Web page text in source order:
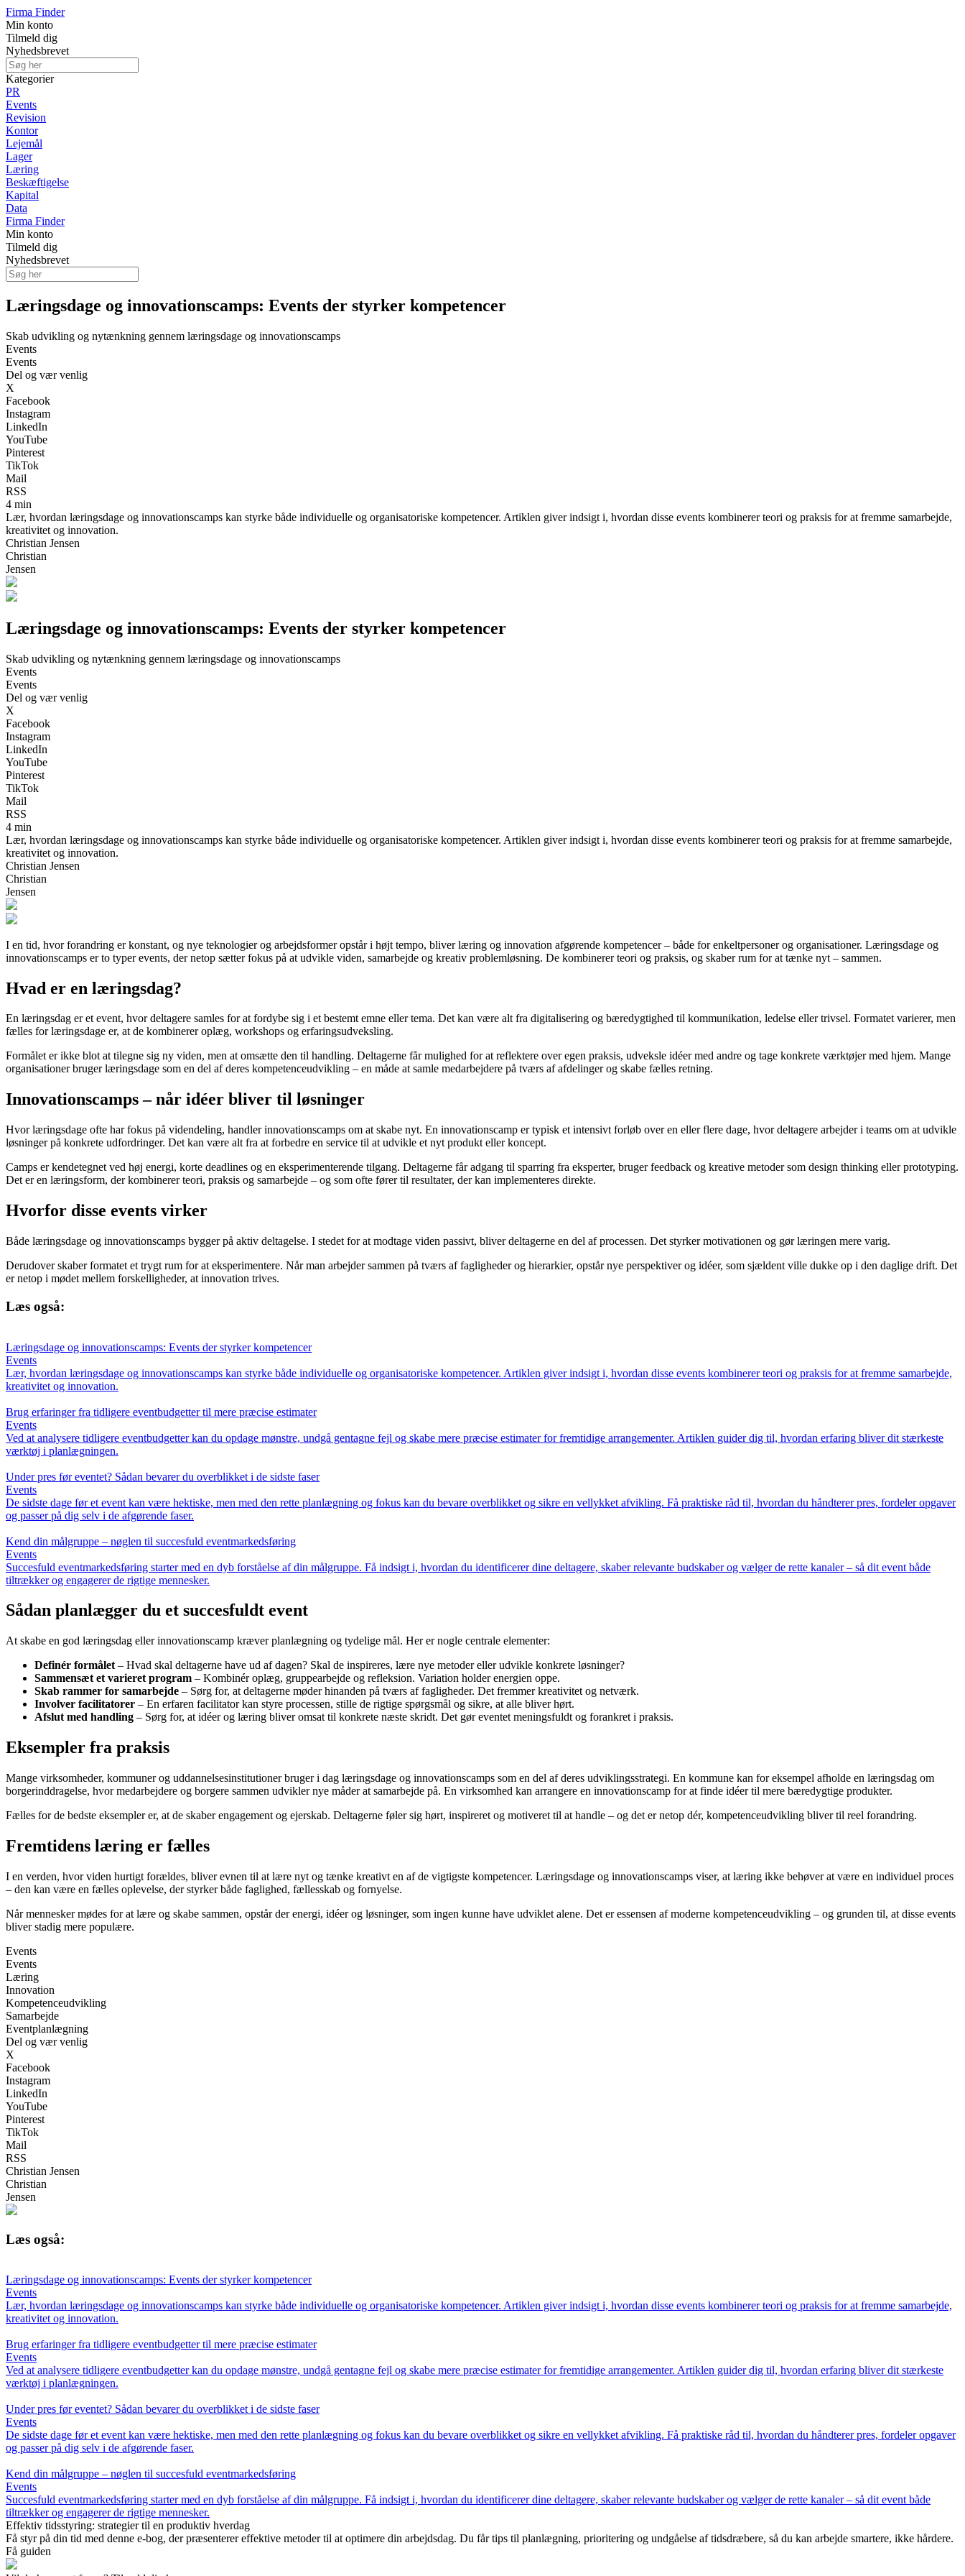
Firma Finder
Min konto
Tilmeld dig
Nyhedsbrevet
Kategorier
PR
Events
Revision
Kontor
Lejemål
Lager
Læring
Beskæftigelse
Kapital
Data
Firma Finder
Min konto
Tilmeld dig
Nyhedsbrevet
Læringsdage og innovationscamps: Events der styrker kompetencer
Skab udvikling og nytænkning gennem læringsdage og innovationscamps
Events
Events
Del og vær venlig
X
Facebook
Instagram
LinkedIn
YouTube
Pinterest
TikTok
Mail
RSS
4 min
Lær, hvordan læringsdage og innovationscamps kan styrke både individuelle og organisatoriske kompetencer. Artiklen giver indsigt i, hvordan disse events kombinerer teori og praksis for at fremme samarbejde,
kreativitet og innovation.
Christian Jensen
Christian
Jensen
Læringsdage og innovationscamps: Events der styrker kompetencer
Skab udvikling og nytænkning gennem læringsdage og innovationscamps
Events
Events
Del og vær venlig
X
Facebook
Instagram
LinkedIn
YouTube
Pinterest
TikTok
Mail
RSS
4 min
Lær, hvordan læringsdage og innovationscamps kan styrke både individuelle og organisatoriske kompetencer. Artiklen giver indsigt i, hvordan disse events kombinerer teori og praksis for at fremme samarbejde,
kreativitet og innovation.
Christian Jensen
Christian
Jensen
I en tid, hvor forandring er konstant, og nye teknologier og arbejdsformer opstår i højt tempo, bliver læring og innovation afgørende kompetencer – både for enkeltpersoner og organisationer. Læringsdage og
innovationscamps er to typer events, der netop sætter fokus på at udvikle viden, samarbejde og kreativ problemløsning. De kombinerer teori og praksis, og skaber rum for at tænke nyt – sammen.
Hvad er en læringsdag?
En læringsdag er et event, hvor deltagere samles for at fordybe sig i et bestemt emne eller tema. Det kan være alt fra digitalisering og bæredygtighed til kommunikation, ledelse eller trivsel. Formatet varierer, men
fælles for læringsdage er, at de kombinerer oplæg, workshops og erfaringsudveksling.
Formålet er ikke blot at tilegne sig ny viden, men at omsætte den til handling. Deltagerne får mulighed for at reflektere over egen praksis, udveksle idéer med andre og tage konkrete værktøjer med hjem. Mange
organisationer bruger læringsdage som en del af deres kompetenceudvikling – en måde at samle medarbejdere på tværs af afdelinger og skabe fælles retning.
Innovationscamps – når idéer bliver til løsninger
Hvor læringsdage ofte har fokus på videndeling, handler innovationscamps om at skabe nyt. En innovationscamp er typisk et intensivt forløb over en eller flere dage, hvor deltagere arbejder i teams om at udvikle
løsninger på konkrete udfordringer. Det kan være alt fra at forbedre en service til at udvikle et nyt produkt eller koncept.
Camps er kendetegnet ved høj energi, korte deadlines og en eksperimenterende tilgang. Deltagerne får adgang til sparring fra eksperter, bruger feedback og kreative metoder som design thinking eller prototyping.
Det er en læringsform, der kombinerer teori, praksis og samarbejde – og som ofte fører til resultater, der kan implementeres direkte.
Hvorfor disse events virker
Både læringsdage og innovationscamps bygger på aktiv deltagelse. I stedet for at modtage viden passivt, bliver deltagerne en del af processen. Det styrker motivationen og gør læringen mere varig.
Derudover skaber formatet et trygt rum for at eksperimentere. Når man arbejder sammen på tværs af fagligheder og hierarkier, opstår nye perspektiver og idéer, som sjældent ville dukke op i den daglige drift. Det
er netop i mødet mellem forskelligheder, at innovation trives.
Læs også:
Læringsdage og innovationscamps: Events der styrker kompetencer
Events
Lær, hvordan læringsdage og innovationscamps kan styrke både individuelle og organisatoriske kompetencer. Artiklen giver indsigt i, hvordan disse events kombinerer teori og praksis for at fremme samarbejde,
kreativitet og innovation.
Brug erfaringer fra tidligere eventbudgetter til mere præcise estimater
Events
Ved at analysere tidligere eventbudgetter kan du opdage mønstre, undgå gentagne fejl og skabe mere præcise estimater for fremtidige arrangementer. Artiklen guider dig til, hvordan erfaring bliver dit stærkeste
værktøj i planlægningen.
Under pres før eventet? Sådan bevarer du overblikket i de sidste faser
Events
De sidste dage før et event kan være hektiske, men med den rette planlægning og fokus kan du bevare overblikket og sikre en vellykket afvikling. Få praktiske råd til, hvordan du håndterer pres, fordeler opgaver
og passer på dig selv i de afgørende faser.
Kend din målgruppe – nøglen til succesfuld eventmarkedsføring
Events
Succesfuld eventmarkedsføring starter med en dyb forståelse af din målgruppe. Få indsigt i, hvordan du identificerer dine deltagere, skaber relevante budskaber og vælger de rette kanaler – så dit event både
tiltrækker og engagerer de rigtige mennesker.
Sådan planlægger du et succesfuldt event
At skabe en god læringsdag eller innovationscamp kræver planlægning og tydelige mål. Her er nogle centrale elementer:
Definér formålet – Hvad skal deltagerne have ud af dagen? Skal de inspireres, lære nye metoder eller udvikle konkrete løsninger?
Sammensæt et varieret program – Kombinér oplæg, gruppearbejde og refleksion. Variation holder energien oppe.
Skab rammer for samarbejde – Sørg for, at deltagerne møder hinanden på tværs af fagligheder. Det fremmer kreativitet og netværk.
Involver facilitatorer – En erfaren facilitator kan styre processen, stille de rigtige spørgsmål og sikre, at alle bliver hørt.
Afslut med handling – Sørg for, at idéer og læring bliver omsat til konkrete næste skridt. Det gør eventet meningsfuldt og forankret i praksis.
Eksempler fra praksis
Mange virksomheder, kommuner og uddannelsesinstitutioner bruger i dag læringsdage og innovationscamps som en del af deres udviklingsstrategi. En kommune kan for eksempel afholde en læringsdag om
borgerinddragelse, hvor medarbejdere og borgere sammen udvikler nye måder at samarbejde på. En virksomhed kan arrangere en innovationscamp for at finde idéer til mere bæredygtige produkter.
Fælles for de bedste eksempler er, at de skaber engagement og ejerskab. Deltagerne føler sig hørt, inspireret og motiveret til at handle – og det er netop dér, kompetenceudvikling bliver til reel forandring.
Fremtidens læring er fælles
I en verden, hvor viden hurtigt forældes, bliver evnen til at lære nyt og tænke kreativt en af de vigtigste kompetencer. Læringsdage og innovationscamps viser, at læring ikke behøver at være en individuel proces
– den kan være en fælles oplevelse, der styrker både faglighed, fællesskab og fornyelse.
Når mennesker mødes for at lære og skabe sammen, opstår der energi, idéer og løsninger, som ingen kunne have udviklet alene. Det er essensen af moderne kompetenceudvikling – og grunden til, at disse events
bliver stadig mere populære.
Events
Events
Læring
Innovation
Kompetenceudvikling
Samarbejde
Eventplanlægning
Del og vær venlig
X
Facebook
Instagram
LinkedIn
YouTube
Pinterest
TikTok
Mail
RSS
Christian Jensen
Christian
Jensen
Læs også:
Læringsdage og innovationscamps: Events der styrker kompetencer
Events
Lær, hvordan læringsdage og innovationscamps kan styrke både individuelle og organisatoriske kompetencer. Artiklen giver indsigt i, hvordan disse events kombinerer teori og praksis for at fremme samarbejde,
kreativitet og innovation.
Brug erfaringer fra tidligere eventbudgetter til mere præcise estimater
Events
Ved at analysere tidligere eventbudgetter kan du opdage mønstre, undgå gentagne fejl og skabe mere præcise estimater for fremtidige arrangementer. Artiklen guider dig til, hvordan erfaring bliver dit stærkeste
værktøj i planlægningen.
Under pres før eventet? Sådan bevarer du overblikket i de sidste faser
Events
De sidste dage før et event kan være hektiske, men med den rette planlægning og fokus kan du bevare overblikket og sikre en vellykket afvikling. Få praktiske råd til, hvordan du håndterer pres, fordeler opgaver
og passer på dig selv i de afgørende faser.
Kend din målgruppe – nøglen til succesfuld eventmarkedsføring
Events
Succesfuld eventmarkedsføring starter med en dyb forståelse af din målgruppe. Få indsigt i, hvordan du identificerer dine deltagere, skaber relevante budskaber og vælger de rette kanaler – så dit event både
tiltrækker og engagerer de rigtige mennesker.
Effektiv tidsstyring: strategier til en produktiv hverdag
Få styr på din tid med denne e-bog, der præsenterer effektive metoder til at optimere din arbejdsdag. Du får tips til planlægning, prioritering og undgåelse af tidsdræbere, så du kan arbejde smartere, ikke hårdere.
Få guiden